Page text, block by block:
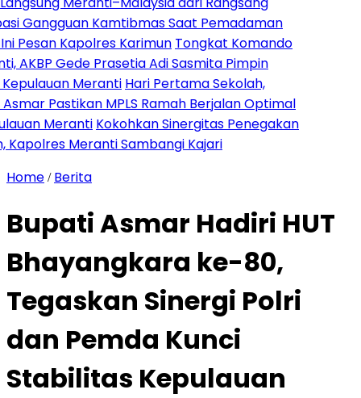
Kamtibmas Saat Pemadaman
KarimunTongkat Komando
Prasetia Adi Sasmita Pimpin
MerantiHari Pertama Sekolah,
MPLS Ramah Berjalan Optimal
Kokohkan Sinergitas Penegakan
Meranti Sambangi Kajari
Home / Berita
Bupati Asmar Hadiri HUT
Bhayangkara ke-80,
Tegaskan Sinergi Polri
dan Pemda Kunci
Stabilitas Kepulauan